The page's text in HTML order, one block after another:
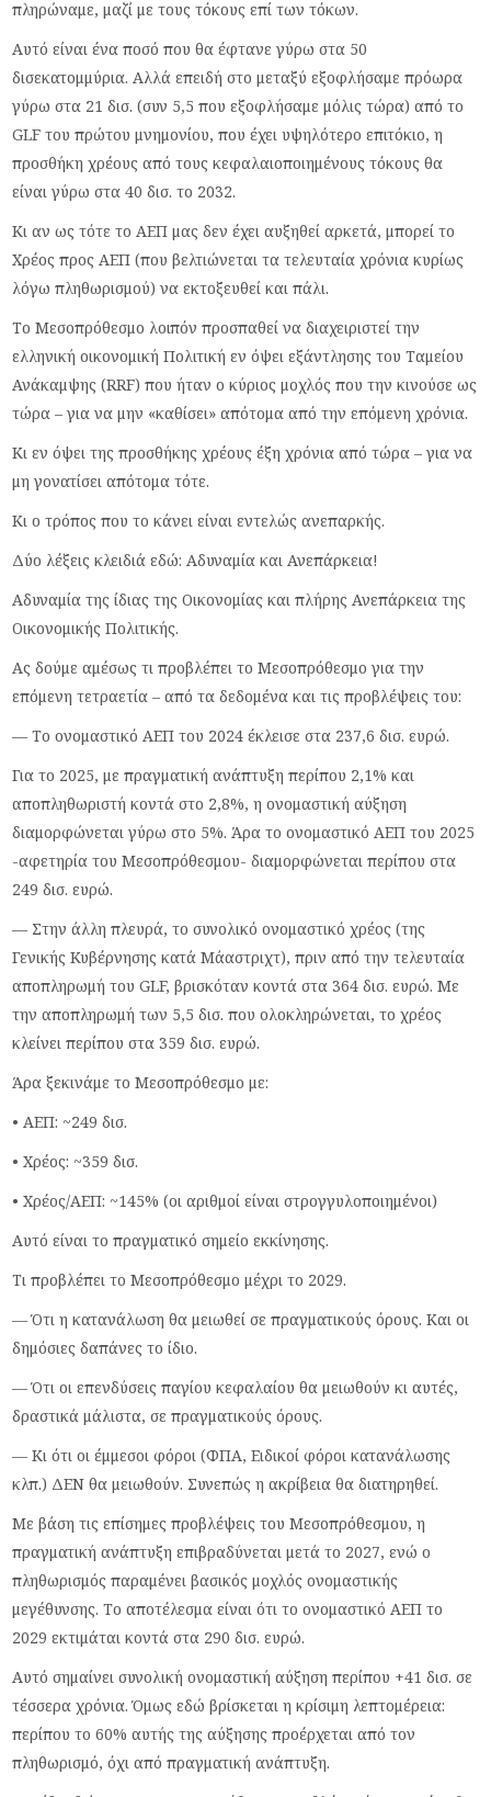
πληρώναμε, μαζί με τους τόκους επί των τόκων.
Αυτό είναι ένα ποσό που θα έφτανε γύρω στα 50
δισεκατομμύρια. Αλλά επειδή στο μεταξύ εξοφλήσαμε πρόωρα
γύρω στα 21 δισ. (συν 5,5 που εξοφλήσαμε μόλις τώρα) από το
GLF του πρώτου μνημονίου, που έχει υψηλότερο επιτόκιο, η
προσθήκη χρέους από τους κεφαλαιοποιημένους τόκους θα
είναι γύρω στα 40 δισ. το 2032.
Κι αν ως τότε το ΑΕΠ μας δεν έχει αυξηθεί αρκετά, μπορεί το
Χρέος προς ΑΕΠ (που βελτιώνεται τα τελευταία χρόνια κυρίως
λόγω πληθωρισμού) να εκτοξευθεί και πάλι.
Το Μεσοπρόθεσμο λοιπόν προσπαθεί να διαχειριστεί την
ελληνική οικονομική Πολιτική εν όψει εξάντλησης του Ταμείου
Ανάκαμψης (RRF) που ήταν ο κύριος μοχλός που την κινούσε ως
τώρα – για να μην «καθίσει» απότομα από την επόμενη χρόνια.
Κι εν όψει της προσθήκης χρέους έξη χρόνια από τώρα – για να
μη γονατίσει απότομα τότε.
Κι ο τρόπος που το κάνει είναι εντελώς ανεπαρκής.
Δύο λέξεις κλειδιά εδώ: Αδυναμία και Ανεπάρκεια!
Αδυναμία της ίδιας της Οικονομίας και πλήρης Ανεπάρκεια της
Οικονομικής Πολιτικής.
Ας δούμε αμέσως τι προβλέπει το Μεσοπρόθεσμο για την
επόμενη τετραετία – από τα δεδομένα και τις προβλέψεις του:
— Το ονομαστικό ΑΕΠ του 2024 έκλεισε στα 237,6 δισ. ευρώ.
Για το 2025, με πραγματική ανάπτυξη περίπου 2,1% και
αποπληθωριστή κοντά στο 2,8%, η ονομαστική αύξηση
διαμορφώνεται γύρω στο 5%. Άρα το ονομαστικό ΑΕΠ του 2025
-αφετηρία του Μεσοπρόθεσμου- διαμορφώνεται περίπου στα
249 δισ. ευρώ.
— Στην άλλη πλευρά, το συνολικό ονομαστικό χρέος (της
Γενικής Κυβέρνησης κατά Μάαστριχτ), πριν από την τελευταία
αποπληρωμή του GLF, βρισκόταν κοντά στα 364 δισ. ευρώ. Με
την αποπληρωμή των 5,5 δισ. που ολοκληρώνεται, το χρέος
κλείνει περίπου στα 359 δισ. ευρώ.
Άρα ξεκινάμε το Μεσοπρόθεσμο με:
• ΑΕΠ: ~249 δισ.
• Χρέος: ~359 δισ.
• Χρέος/ΑΕΠ: ~145% (οι αριθμοί είναι στρογγυλοποιημένοι)
Αυτό είναι το πραγματικό σημείο εκκίνησης.
Τι προβλέπει το Μεσοπρόθεσμο μέχρι το 2029.
— Ότι η κατανάλωση θα μειωθεί σε πραγματικούς όρους. Και οι
δημόσιες δαπάνες το ίδιο.
— Ότι οι επενδύσεις παγίου κεφαλαίου θα μειωθούν κι αυτές,
δραστικά μάλιστα, σε πραγματικούς όρους.
— Κι ότι οι έμμεσοι φόροι (ΦΠΑ, Ειδικοί φόροι κατανάλωσης
κλπ.) ΔΕΝ θα μειωθούν. Συνεπώς η ακρίβεια θα διατηρηθεί.
Με βάση τις επίσημες προβλέψεις του Μεσοπρόθεσμου, η
πραγματική ανάπτυξη επιβραδύνεται μετά το 2027, ενώ ο
πληθωρισμός παραμένει βασικός μοχλός ονομαστικής
μεγέθυνσης. Το αποτέλεσμα είναι ότι το ονομαστικό ΑΕΠ το
2029 εκτιμάται κοντά στα 290 δισ. ευρώ.
Αυτό σημαίνει συνολική ονομαστική αύξηση περίπου +41 δισ. σε
τέσσερα χρόνια. Όμως εδώ βρίσκεται η κρίσιμη λεπτομέρεια:
περίπου το 60% αυτής της αύξησης προέρχεται από τον
πληθωρισμό, όχι από πραγματική ανάπτυξη.